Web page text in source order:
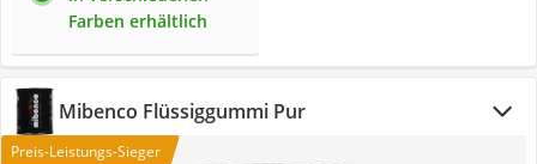
Farben erhältlich
Mibenco Flüssiggummi Pur
Preis-Leistungs-Sieger